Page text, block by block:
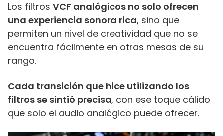
Los filtros VCF analógicos no solo ofrecen
una experiencia sonora rica, sino que
permiten un nivel de creatividad que no se
encuentra fácilmente en otras mesas de su
rango.
Cada transición que hice utilizando los
filtros se sintió precisa, con ese toque cálido
que solo el audio analógico puede ofrecer.